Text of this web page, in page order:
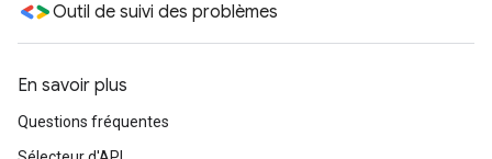
Outil de suivi des problèmes
En savoir plus
Questions fréquentes